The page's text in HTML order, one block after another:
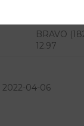
BRAVO
12.97
2022-04-06